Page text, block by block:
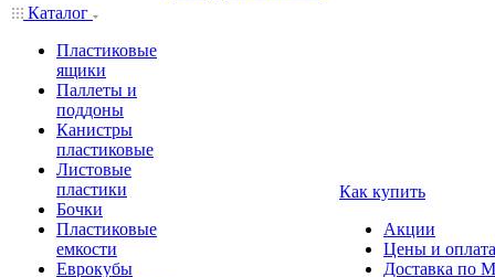
Каталог
Пластиковые
ящики
Паллеты и
поддоны
Канистры
пластиковые
Листовые
пластики
Бочки
Пластиковые
емкости
Еврокубы
Как купить
Акции
Цены и оплата
Доставка по